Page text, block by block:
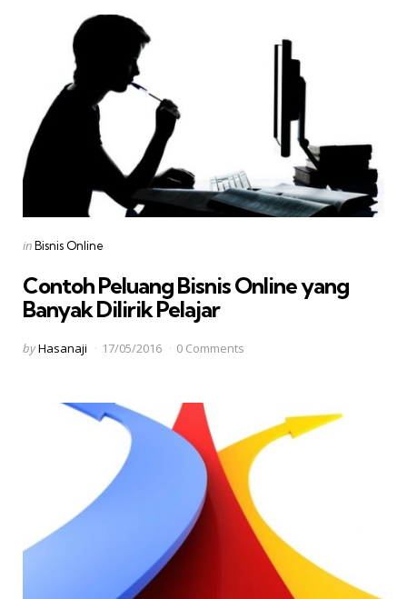
Categories
Posted
inBisnis Online
Contoh Peluang Bisnis Online yang
Banyak Dilirik Pelajar
Posted
byHasanaji 17/05/2016 0 Comments